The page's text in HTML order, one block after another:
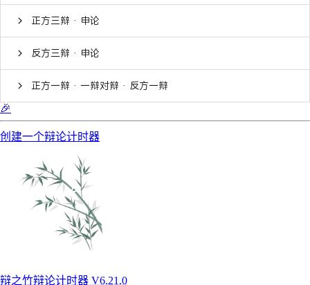
正方三辩 · 申论
反方三辩 · 申论
正方一辩 · 一辩对辩 · 反方一辩
🎉
创建一个辩论计时器
辩之竹辩论计时器 V6.21.0